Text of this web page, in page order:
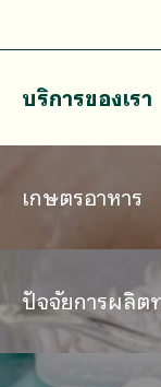
บริการของเรา
เกษตรอาหาร
ปัจจัยการผลิต